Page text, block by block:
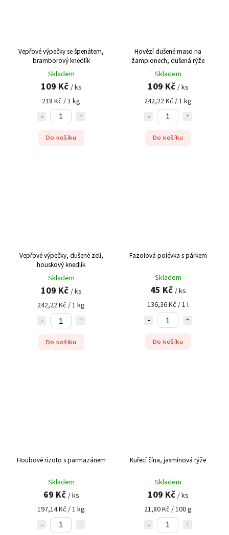
Vepřové výpečky se špenátem,
bramborový knedlík
Skladem
109 Kč / ks
218 Kč / 1 kg
Do košíku
Hovězí dušené maso na
žampionech, dušená rýže
Skladem
109 Kč / ks
242,22 Kč / 1 kg
Do košíku
Vepřové výpečky, dušené zelí,
houskový knedlík
Skladem
109 Kč / ks
242,22 Kč / 1 kg
Do košíku
Fazolová polévka s párkem
Skladem
45 Kč / ks
136,36 Kč / 1 l
Do košíku
Houbové rizoto s parmazánem
Skladem
69 Kč / ks
197,14 Kč / 1 kg
Kuřecí čína, jasmínová rýže
Skladem
109 Kč / ks
21,80 Kč / 100 g